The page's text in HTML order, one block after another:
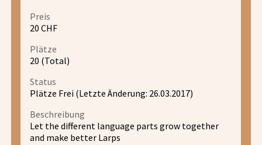
Preis
20 CHF
Plätze
20 (Total)
Status
Plätze Frei (Letzte Änderung: 26.03.2017)
Beschreibung
Let the different language parts grow together
and make better Larps